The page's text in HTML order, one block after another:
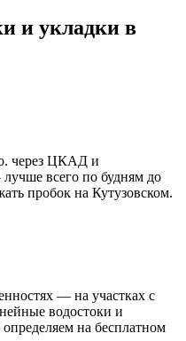
и укладки в
через ЦКАД и
всего по будням до
пробок на Кутузовском.
— на участках с
водостоки и
на бесплатном